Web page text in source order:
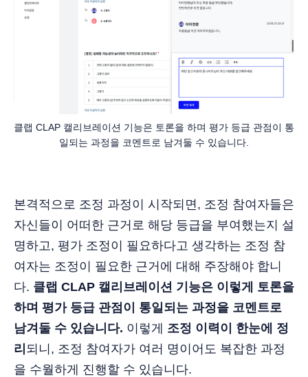
클랩 CLAP 캘리브레이션 기능은 토론을 하며 평가 등급 관점이 통
일되는 과정을 코멘트로 남겨둘 수 있습니다.
본격적으로 조정 과정이 시작되면, 조정 참여자들은
자신들이 어떠한 근거로 해당 등급을 부여했는지 설
명하고, 평가 조정이 필요하다고 생각하는 조정 참
여자는 조정이 필요한 근거에 대해 주장해야 합니
다. 클랩 CLAP 캘리브레이션 기능은 이렇게 토론을
하며 평가 등급 관점이 통일되는 과정을 코멘트로
남겨둘 수 있습니다. 이렇게 조정 이력이 한눈에 정
리 되니, 조정 참여자가 여러 명이어도 복잡한 과정
을 수월하게 진행할 수 있습니다.